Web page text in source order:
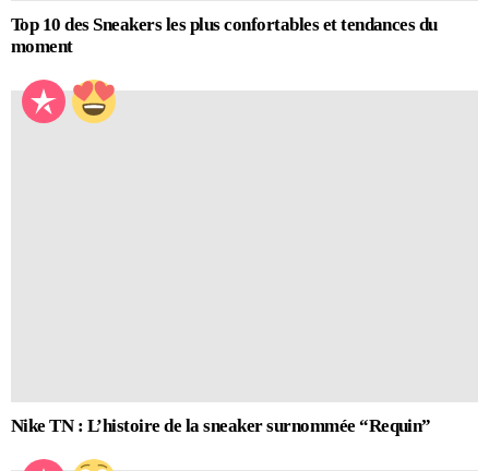
Top 10 des Sneakers les plus confortables et tendances du
moment
Nike TN : L’histoire de la sneaker surnommée “Requin”